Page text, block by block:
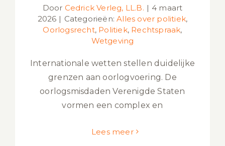
Door Cedrick Verleg, LL.B. | 4 maart
2026 | Categorieën:Alles over politiek,
Oorlogsrecht, Politiek, Rechtspraak,
Wetgeving
Internationale wetten stellen duidelijke
grenzen aan oorlogvoering. De
oorlogsmisdaden Verenigde Staten
vormen een complex en
Lees meer